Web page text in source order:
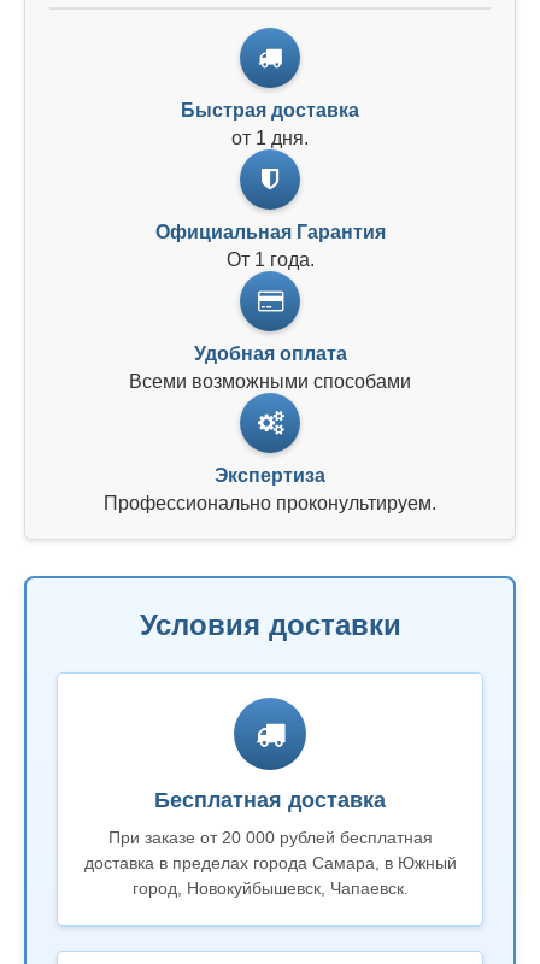
Быстрая доставка
от 1 дня.
Официальная Гарантия
От 1 года.
Удобная оплата
Всеми возможными способами
Экспертиза
Профессионально проконультируем.
Условия доставки
Бесплатная доставка
При заказе от 20 000 рублей бесплатная
доставка в пределах города Самара, в Южный
город, Новокуйбышевск, Чапаевск.